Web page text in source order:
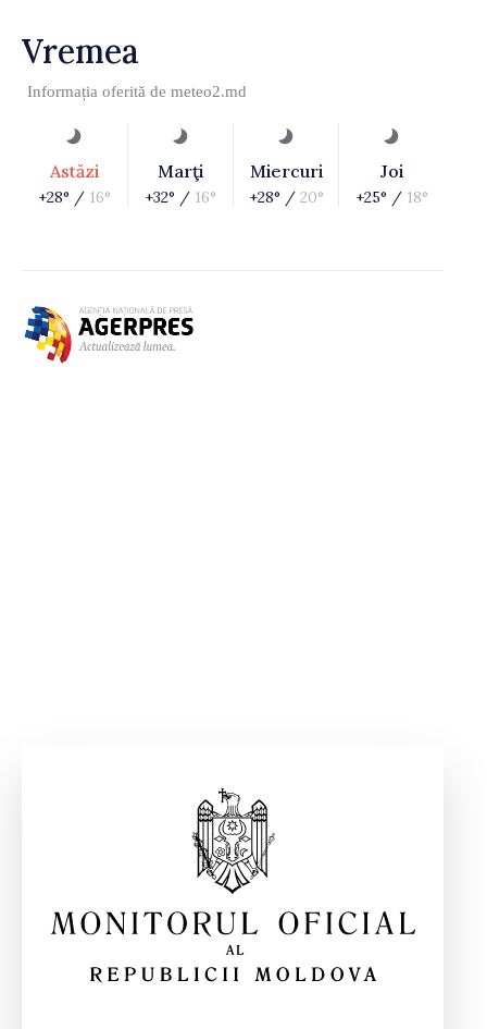
Vremea
Informația oferită de meteo2.md
Astăzi
+28° / 16°
Marţi
+32° / 16°
Miercuri
+28° / 20°
Joi
+25° / 18°